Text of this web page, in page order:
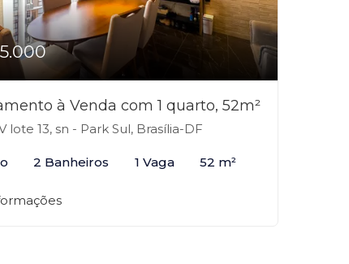
à Venda com 1 quarto, 52m²
lote 13, sn - Park Sul, Brasília-DF
2 Banheiros 1 Vaga 52 m²